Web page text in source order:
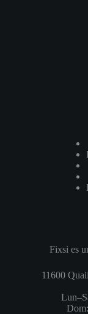
Fixsi es
11600